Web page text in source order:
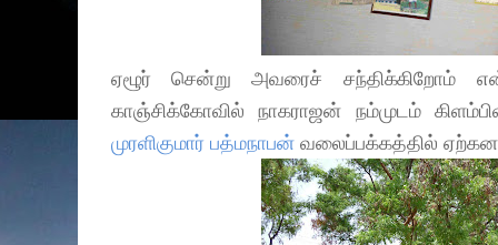
ஏழூர் சென்று அவரைச்
காஞ்சிக்கோவில் நாகராஜன் நம்முடம்
முரளிகுமார் பத்மநாபன் வலைப்பக்கத்தில்